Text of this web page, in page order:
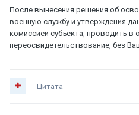
После вынесения решения об
военную службу и утверждения
комиссией субъекта, проводить в
переосвидетельствование, без
Цитата